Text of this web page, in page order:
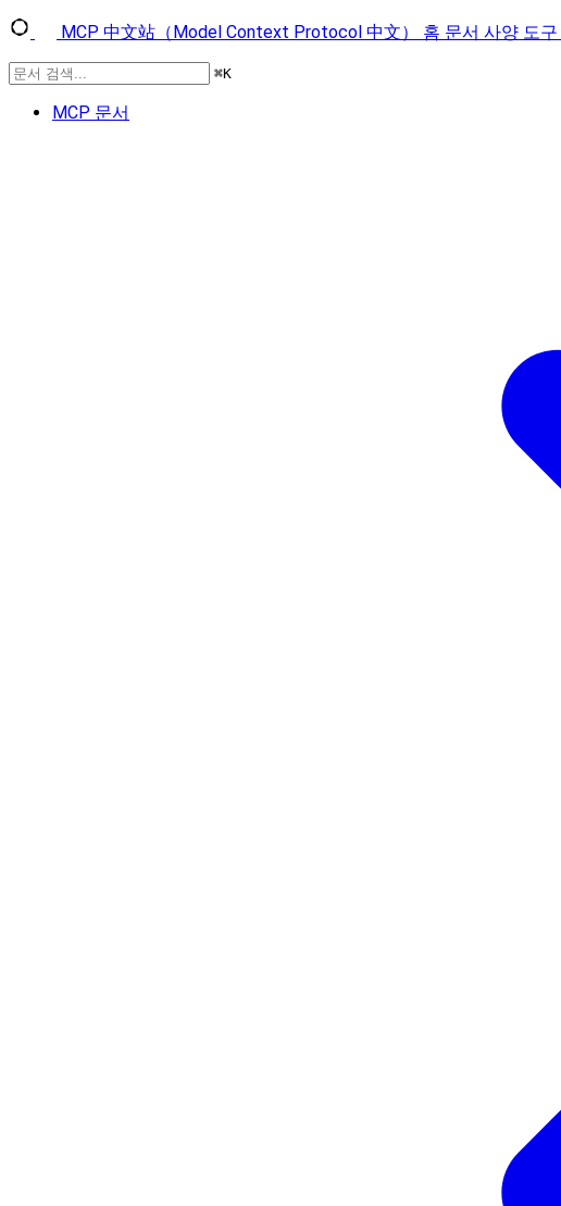
MCP 中文站（Model Context Protocol 中文） 홈 문서 사양 도구
⌘K
MCP 문서